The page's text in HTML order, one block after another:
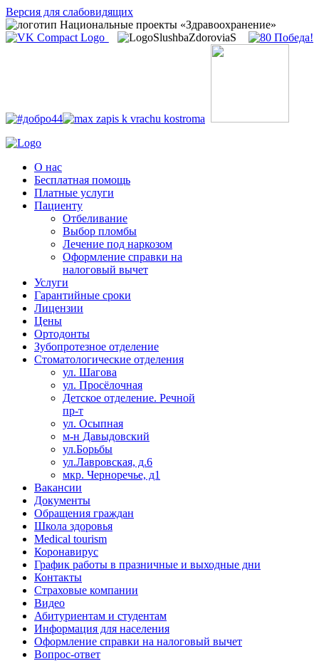
Версия для слабовидящих
О нас
Бесплатная помощь
Платные услуги
Пациенту
Отбеливание
Выбор пломбы
Лечение под наркозом
Оформление справки на
налоговый вычет
Услуги
Гарантийные сроки
Лицензии
Цены
Ортодонты
Зубопротезное отделение
Стоматологические отделения
ул. Шагова
ул. Просёлочная
Детское отделение. Речной
пр-т
ул. Осыпная
м-н Давыдовский
ул.Борьбы
ул.Лавровская, д.6
мкр. Черноречье, д1
Вакансии
Документы
Обращения граждан
Школа здоровья
Medical tourism
Коронавирус
График работы в празничные и выходные дни
Контакты
Страховые компании
Видео
Абитуриентам и студентам
Информация для населения
Оформление справки на налоговый вычет
Вопрос-ответ